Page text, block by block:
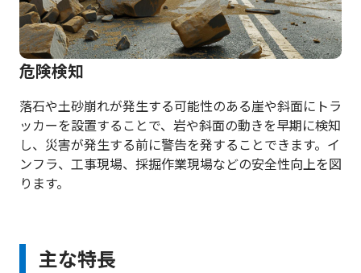
危険検知
落石や土砂崩れが発生する可能性のある崖や斜面にトラ
ッカーを設置することで、岩や斜面の動きを早期に検知
し、災害が発生する前に警告を発することできます。イ
ンフラ、工事現場、採掘作業現場などの安全性向上を図
ります。
主な特長